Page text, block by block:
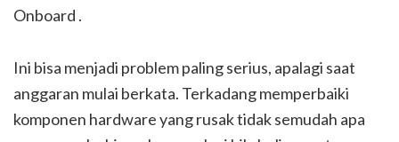
Onboard .
Ini bisa menjadi problem paling serius, apalagi saat
anggaran mulai berkata. Terkadang memperbaiki
komponen hardware yang rusak tidak semudah apa